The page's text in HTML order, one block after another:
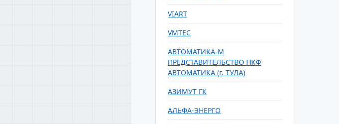
VIART
VMTEC
АВТОМАТИКА-М
ПРЕДСТАВИТЕЛЬСТВО ПКФ
АВТОМАТИКА (г. ТУЛА)
АЗИМУТ ГК
АЛЬФА-ЭНЕРГО